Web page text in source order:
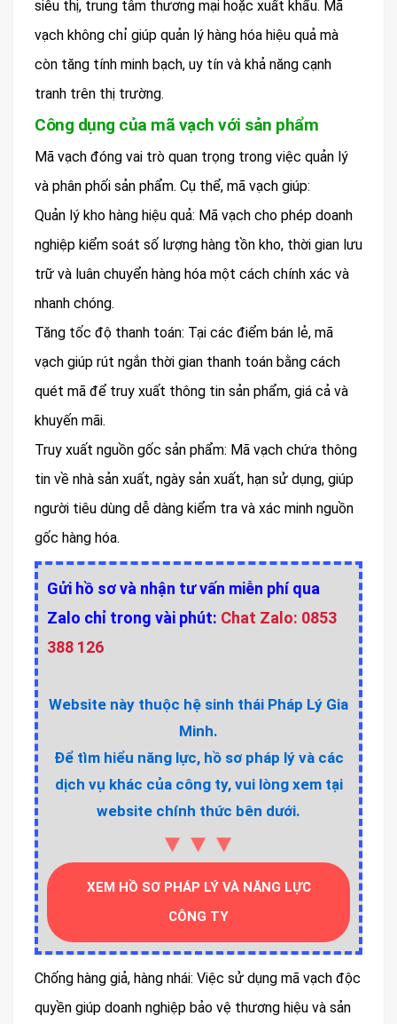
siêu thị, trung tâm thương mại hoặc xuất khẩu. Mã
vạch không chỉ giúp quản lý hàng hóa hiệu quả mà
còn tăng tính minh bạch, uy tín và khả năng cạnh
tranh trên thị trường.
Công dụng của mã vạch với sản phẩm
Mã vạch đóng vai trò quan trọng trong việc quản lý
và phân phối sản phẩm. Cụ thể, mã vạch giúp:
Quản lý kho hàng hiệu quả: Mã vạch cho phép doanh
nghiệp kiểm soát số lượng hàng tồn kho, thời gian lưu
trữ và luân chuyển hàng hóa một cách chính xác và
nhanh chóng.
Tăng tốc độ thanh toán: Tại các điểm bán lẻ, mã
vạch giúp rút ngắn thời gian thanh toán bằng cách
quét mã để truy xuất thông tin sản phẩm, giá cả và
khuyến mãi.
Truy xuất nguồn gốc sản phẩm: Mã vạch chứa thông
tin về nhà sản xuất, ngày sản xuất, hạn sử dụng, giúp
người tiêu dùng dễ dàng kiểm tra và xác minh nguồn
gốc hàng hóa.
Gửi hồ sơ và nhận tư vấn miễn phí qua
Zalo chỉ trong vài phút: Chat Zalo: 0853
388 126
Website này thuộc hệ sinh thái Pháp Lý Gia
Minh.
Để tìm hiểu năng lực, hồ sơ pháp lý và các
dịch vụ khác của công ty, vui lòng xem tại
website chính thức bên dưới.
▼▼▼
XEM HỒ SƠ PHÁP LÝ VÀ NĂNG LỰC
CÔNG TY
Chống hàng giả, hàng nhái: Việc sử dụng mã vạch độc
quyền giúp doanh nghiệp bảo vệ thương hiệu và sản